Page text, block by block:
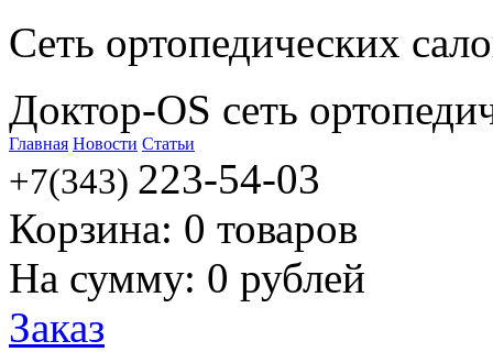
Сеть ортопедических
Доктор-OS сеть
Главная Новости Статьи
+7(343) 223-54-03
Корзина: 0 товаров
На сумму: 0 рублей
Заказ